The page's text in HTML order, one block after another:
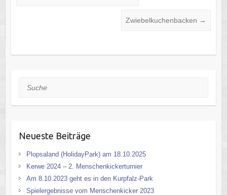
Zwiebelkuchenbacken →
Suche
Neueste Beiträge
Plopsaland (HolidayPark) am 18.10.2025
Kerwe 2024 – 2. Menschenkickerturnier
Am 8.10.2023 geht es in den Kurpfalz-Park
Spielergebnisse vom Menschenkicker 2023